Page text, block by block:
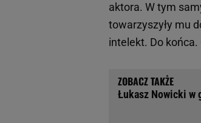
aktora. W tym
towarzyszyły mu
intelekt. Do
Łukasz Nowicki w